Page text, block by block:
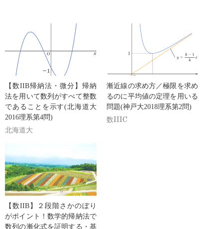
【数IIB帰納法・微分】帰納
法を用いて数列がすべて整数
であることを示す(北海道大
2016理系第4問)
北海道大
漸近線の求め方／極限を求め
るのに平均値の定理を用いる
問題(神戸大2018理系第2問)
数IIIC
【数IIB】２段階さかのぼり
がポイント！数学的帰納法で
数列の漸化式を証明する・基